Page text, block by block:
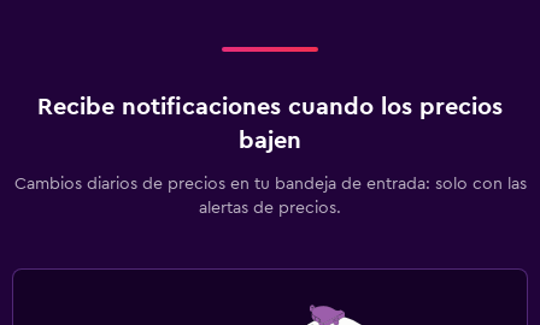
Recibe notificaciones cuando los precios
bajen
Cambios diarios de precios en tu bandeja de entrada: solo con las
alertas de precios.